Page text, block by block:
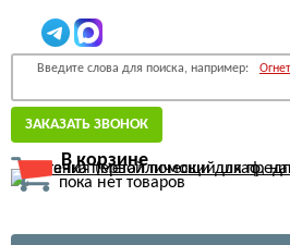
Введите слова для поиска, например:
ЗАКАЗАТЬ ЗВОНОК
В корзине
пока нет товаров